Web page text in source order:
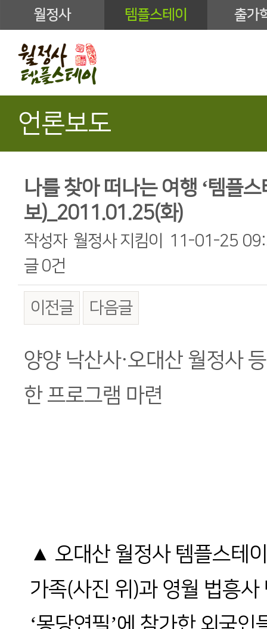
월정사 템플스테이 출가
언론보도
나를 찾아 떠나는 여행 ‘템플
보)_2011.01.25(화)
작성자 월정사 지킴이
11-01-25
글 0건
이전글 다음글
본문
양양 낙산사·오대산 월정사
한 프로그램 마련
▲ 오대산 월정사 템플스테
가족(사진 위)과 영월 법흥사